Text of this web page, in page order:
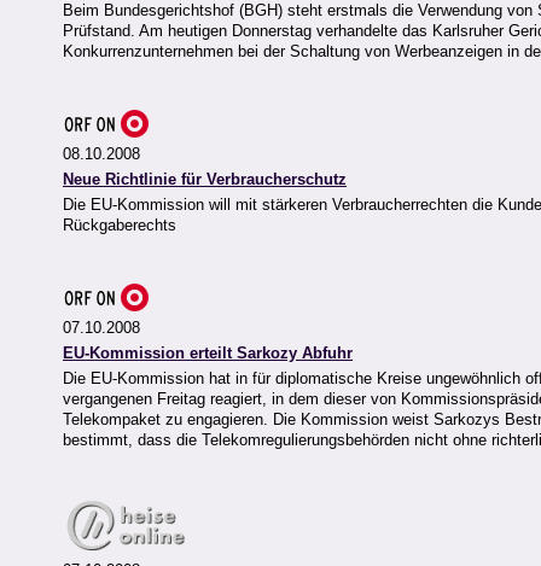
Beim Bundesgerichtshof (BGH) steht erstmals die Verwendung
Prüfstand. Am heutigen Donnerstag verhandelte das Karlsruher
Konkurrenzunternehmen bei der Schaltung von Werbeanzeigen in
08.10.2008
Neue Richtlinie für Verbraucherschutz
Die EU-Kommission will mit stärkeren Verbraucherrechten die
Rückgaberechts
07.10.2008
EU-Kommission erteilt Sarkozy Abfuhr
Die EU-Kommission hat in für diplomatische Kreise ungewöhnlich
vergangenen Freitag reagiert, in dem dieser von
Telekompaket zu engagieren. Die Kommission weist Sarkozys
bestimmt, dass die Telekomregulierungsbehörden nicht ohne